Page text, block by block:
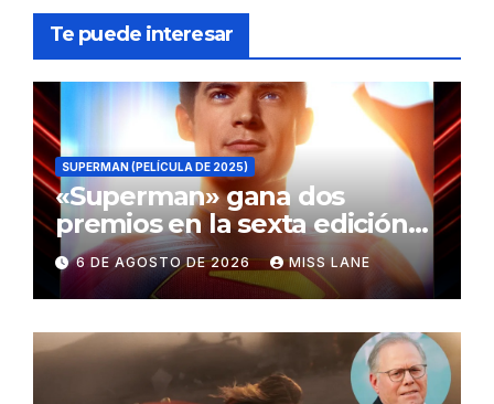
Te puede interesar
SUPERMAN (PELÍCULA DE 2025)
«Superman» gana dos
premios en la sexta edición
de los Critics Choice Super
Awards
6 DE AGOSTO DE 2026 MISS LANE